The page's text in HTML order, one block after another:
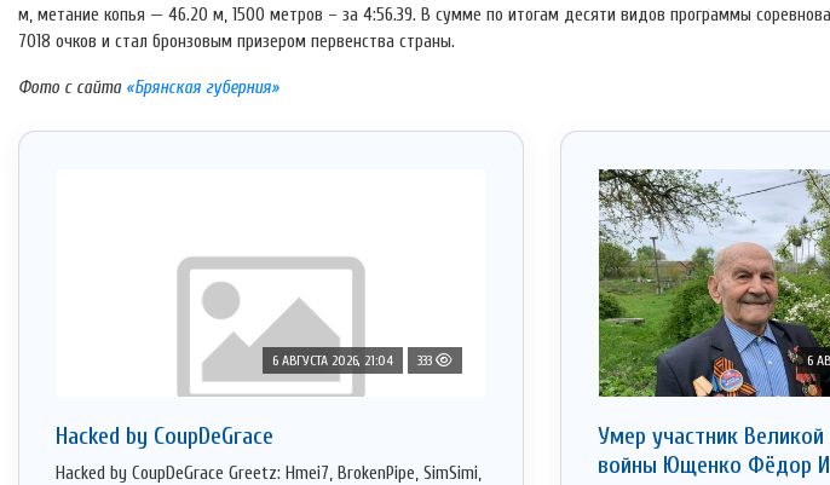
м, метание копья — 46.20 м, 1500 метров – за 4:56.39. В сумме по итогам десяти видов программы
7018 очков и стал бронзовым призером первенства страны.
Фото с сайта «Брянская губерния»
6 АВГУСТА 2026, 21:04 333
Hacked by CoupDeGrace
Hacked by CoupDeGrace Greetz: Hmei7, BrokenPipe, SimSimi,
6
Умер участник Великой
войны Ющенко Фёдор